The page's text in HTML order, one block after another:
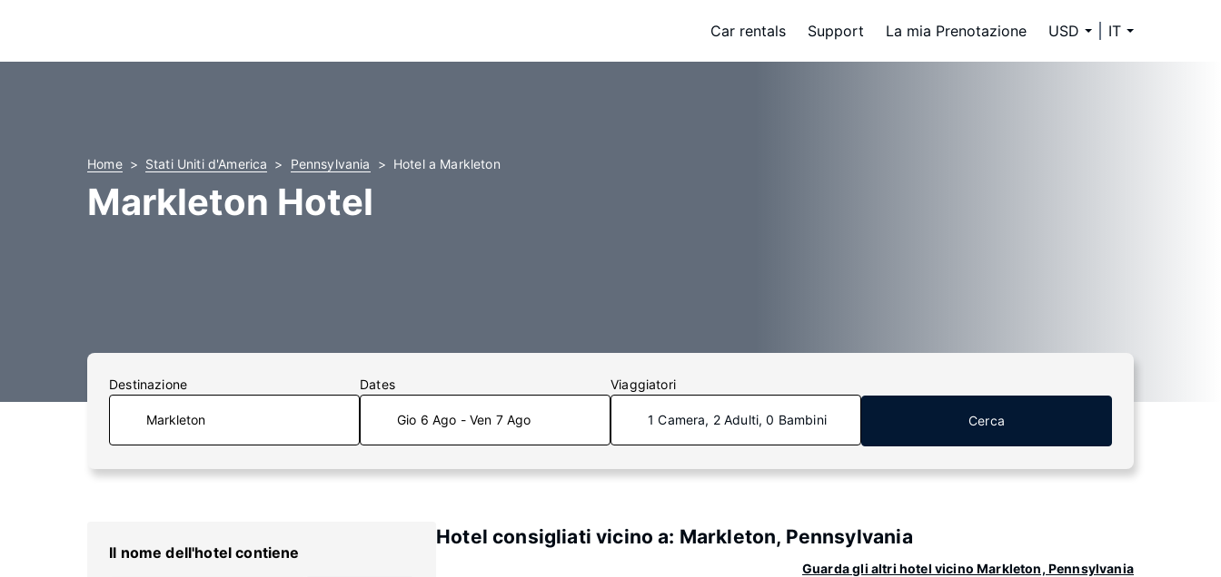
Car rentals Support La mia Prenotazione USD IT
Home Stati Uniti d'America Pennsylvania Hotel a Markleton
Markleton Hotel
Destinazione Dates
Gio 6 Ago - Ven 7 Ago
Viaggiatori
1 Camera, 2 Adulti, 0 Bambini Cerca
Il nome dell'hotel contiene
Hotel consigliati vicino a: Markleton, Pennsylvania
Guarda gli altri hotel vicino Markleton, Pennsylvania